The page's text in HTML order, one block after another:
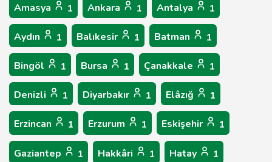
Amasya 1 Ankara 1 Antalya 1
Aydın 1 Balıkesir 1 Batman 1
Bingöl 1 Bursa 1 Çanakkale 1
Denizli 1 Diyarbakır 1 Elâzığ 1
Erzincan 1 Erzurum 1 Eskişehir 1
Gaziantep 1 Hakkâri 1 Hatay 1